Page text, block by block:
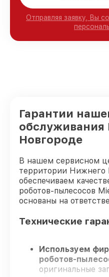
Отправляя заявку, Вы
Гарантии
Новгороде
В нашем сервисном
территории Нижнего
обеспечиваем
роботов-пылесосов
основаны на
Технические
Используем
роботов-
оригинальные